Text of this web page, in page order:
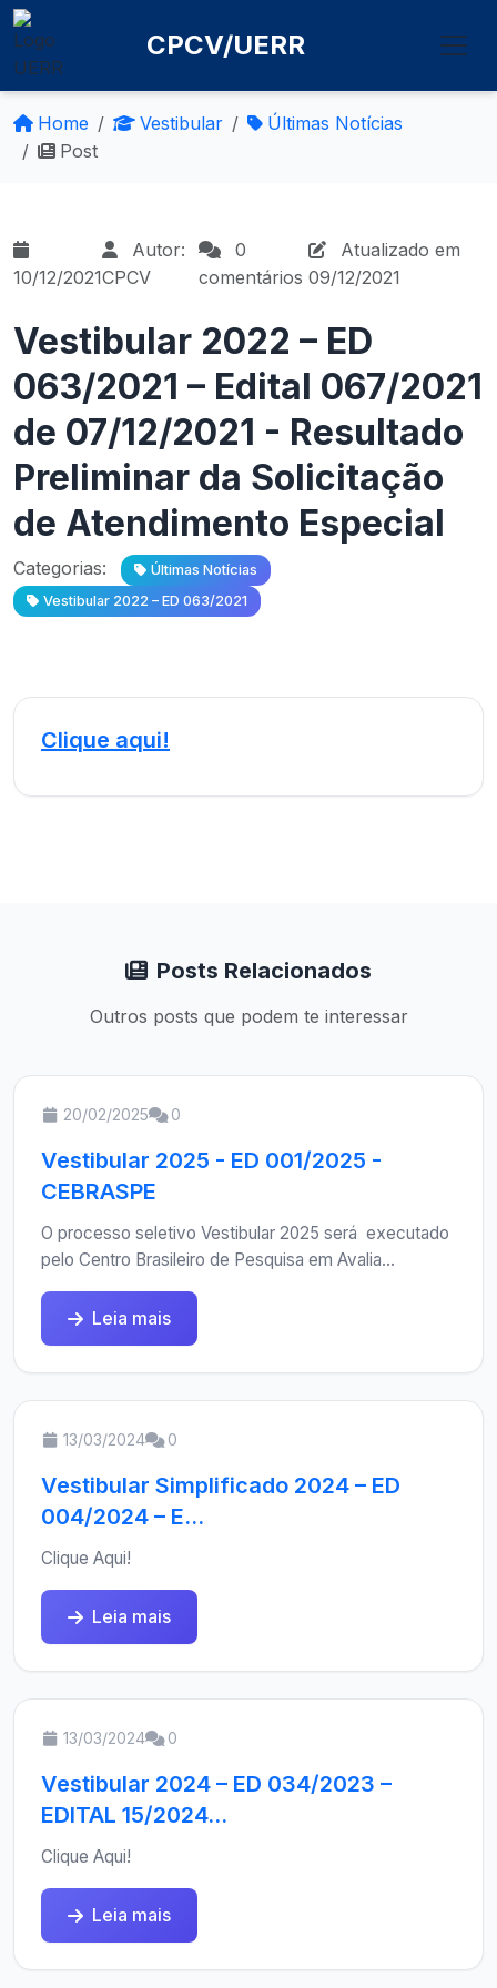
CPCV/UERR
Home Vestibular
Últimas Notícias
Post
10/12/2021
Autor:
CPCV
0
comentários
Atualizado em
09/12/2021
Vestibular 2022 – ED
063/2021 – Edital 067/2021
de 07/12/2021 - Resultado
Preliminar da Solicitação
de Atendimento Especial
Categorias:
Últimas Notícias
Vestibular 2022 – ED 063/2021
Clique aqui!
Posts Relacionados
Outros posts que podem te interessar
20/02/2025 0
Vestibular 2025 - ED 001/2025 -
CEBRASPE
O processo seletivo Vestibular 2025 será executado
pelo Centro Brasileiro de Pesquisa em Avalia...
Leia mais
13/03/2024 0
Vestibular Simplificado 2024 – ED
004/2024 – E...
Clique Aqui!
Leia mais
13/03/2024 0
Vestibular 2024 – ED 034/2023 –
EDITAL 15/2024...
Clique Aqui!
Leia mais